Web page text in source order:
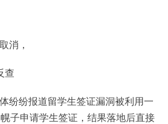
消，
查
纷纷报道留学生签证漏洞被利用一
子申请学生签证，结果落地后直接